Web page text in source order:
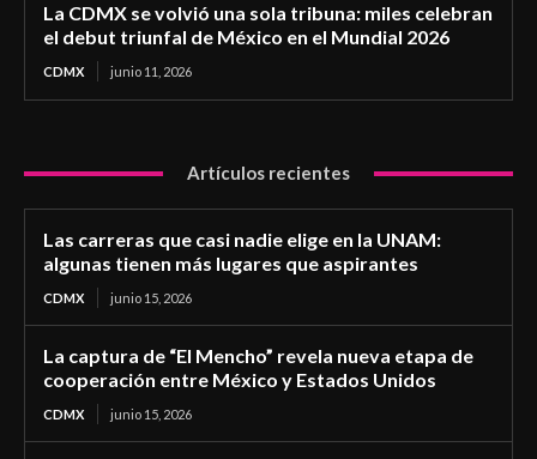
La CDMX se volvió una sola tribuna: miles celebran
el debut triunfal de México en el Mundial 2026
CDMX junio 11, 2026
Artículos recientes
Las carreras que casi nadie elige en la UNAM:
algunas tienen más lugares que aspirantes
CDMX junio 15, 2026
La captura de “El Mencho” revela nueva etapa de
cooperación entre México y Estados Unidos
CDMX junio 15, 2026